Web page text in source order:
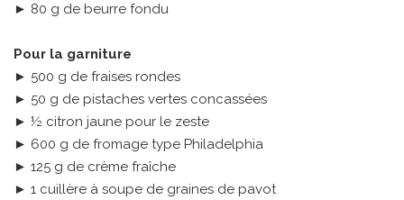
► 80 g de beurre fondu
Pour la garniture
► 500 g de fraises rondes
► 50 g de pistaches vertes concassées
► ½ citron jaune pour le zeste
► 600 g de fromage type Philadelphia
► 125 g de crème fraîche
► 1 cuillère à soupe de graines de pavot